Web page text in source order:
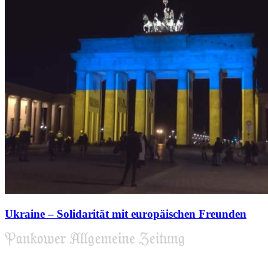
Ukraine – Solidarität mit europäischen Freunden